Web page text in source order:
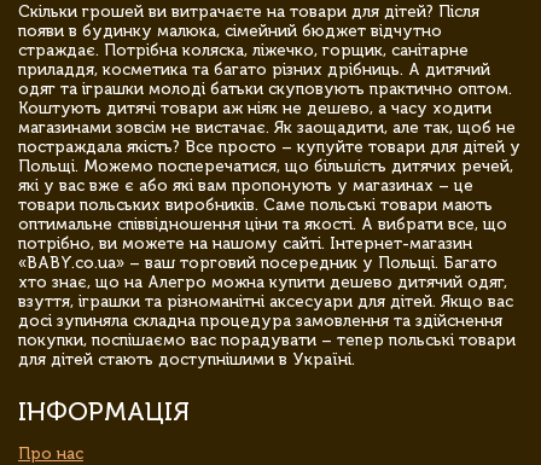
Скільки грошей ви витрачаєте на товари для дітей? Після
появи в будинку малюка, сімейний бюджет відчутно
страждає. Потрібна коляска, ліжечко, горщик, санітарне
приладдя, косметика та багато різних дрібниць. А дитячий
одяг та іграшки молоді батьки скуповують практично оптом.
Коштують дитячі товари аж ніяк не дешево, а часу ходити
магазинами зовсім не вистачає. Як заощадити, але так, щоб не
постраждала якість? Все просто – купуйте товари для дітей у
Польщі. Можемо посперечатися, що більшість дитячих речей,
які у вас вже є або які вам пропонують у магазинах – це
товари польських виробників. Саме польські товари мають
оптимальне співвідношення ціни та якості. А вибрати все, що
потрібно, ви можете на нашому сайті. Інтернет-магазин
«BABY.co.ua» – ваш торговий посередник у Польщі. Багато
хто знає, що на Алегро можна купити дешево дитячий одяг,
взуття, іграшки та різноманітні аксесуари для дітей. Якщо вас
досі зупиняла складна процедура замовлення та здійснення
покупки, поспішаємо вас порадувати – тепер польські товари
для дітей стають доступнішими в Україні.
ІНФОРМАЦІЯ
Про нас